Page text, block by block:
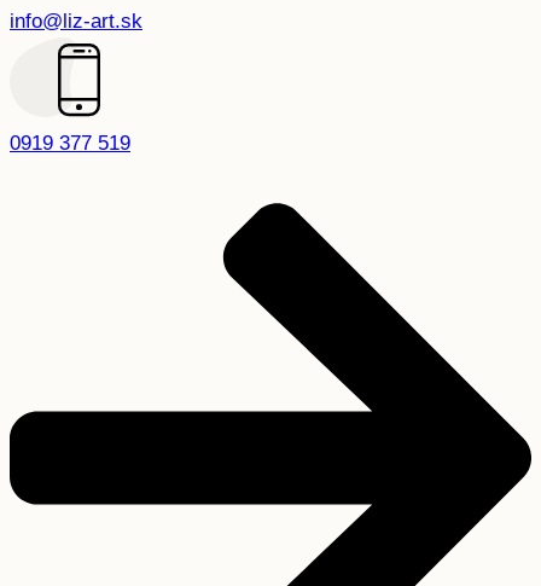
info@liz-art.sk
0919 377 519